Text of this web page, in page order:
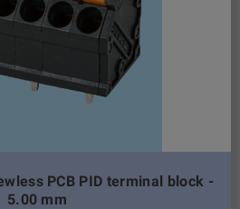
PCB PID terminal block -
5.00 mm